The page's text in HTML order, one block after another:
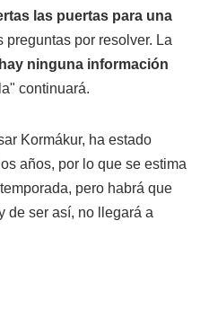
las puertas para una
preguntas por resolver. La
ninguna información
continuará.
Kormákur, ha estado
años, por lo que se estima
pero habrá que
de ser así, no llegará a